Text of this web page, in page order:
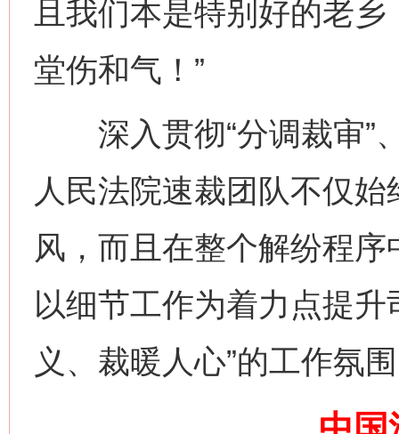
且我们本是特别好的老
堂伤和气！”
深入贯彻“分调裁审”、
人民法院速裁团队不仅
风，而且在整个解纷程
以细节工作为着力点提
义、裁暖人心”的工作氛
网上购药对药下症？
这是一记警钟！ 谢